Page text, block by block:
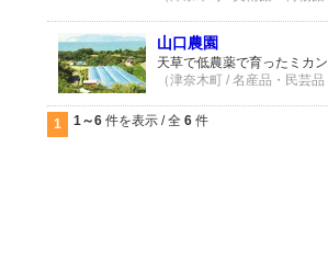
山口農園
天草で低農薬で育ったミカ
（津奈木町 / 名産品・民芸品
1 1～6 件を表示 / 全 6 件